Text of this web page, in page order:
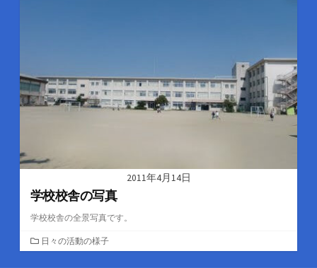
2011年4月14日
学校校舎の写真
学校校舎の全景写真です。
カ
テ
日々の活動の様子